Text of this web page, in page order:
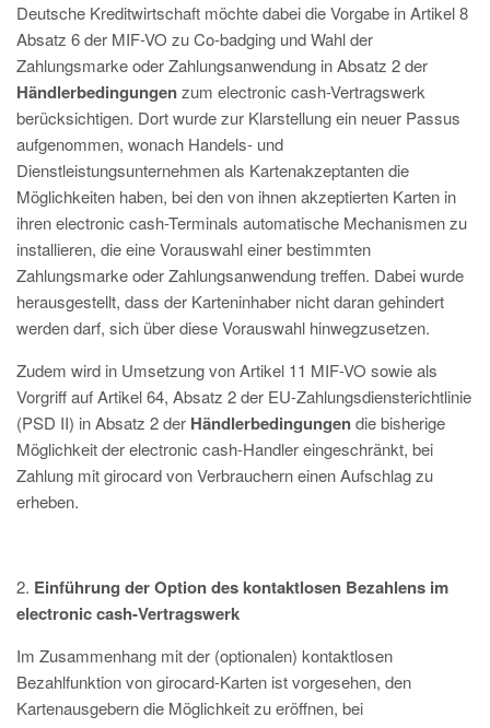
Deutsche Kreditwirtschaft möchte dabei die Vorgabe in Artikel 8
Absatz 6 der MIF-VO zu Co-badging und Wahl der
Zahlungsmarke oder Zahlungsanwendung in Absatz 2 der
Händlerbedingungenzum electronic cash-Vertragswerk
berücksichtigen. Dort wurde zur Klarstellung ein neuer Passus
aufgenommen, wonach Handels- und
Dienstleistungsunternehmen als Kartenakzeptanten die
Möglichkeiten haben, bei den von ihnen akzeptierten Karten in
ihren electronic cash-Terminals automatische Mechanismen zu
installieren, die eine Vorauswahl einer bestimmten
Zahlungsmarke oder Zahlungsanwendung treffen. Dabei wurde
herausgestellt, dass der Karteninhaber nicht daran gehindert
werden darf, sich über diese Vorauswahl hinwegzusetzen.
Zudem wird in Umsetzung von Artikel 11 MIF-VO sowie als
Vorgriff auf Artikel 64, Absatz 2 der EU-Zahlungsdiensterichtlinie
(PSD II) in Absatz 2 der Händlerbedingungendie bisherige
Möglichkeit der electronic cash-Handler eingeschränkt, bei
Zahlung mit girocard von Verbrauchern einen Aufschlag zu
erheben.
2. Einführung der Option des kontaktlosen Bezahlens im
electronic cash-Vertragswerk
Im Zusammenhang mit der (optionalen) kontaktlosen
Bezahlfunktion von girocard-Karten ist vorgesehen, den
Kartenausgebern die Möglichkeit zu eröffnen, bei